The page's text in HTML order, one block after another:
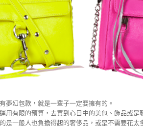
夢幻包款，就是一輩子一定要擁有的。
用有限的預算，去買到心目中的美包、飾品或
是一般人也負擔得起的奢侈品，或是不需要花